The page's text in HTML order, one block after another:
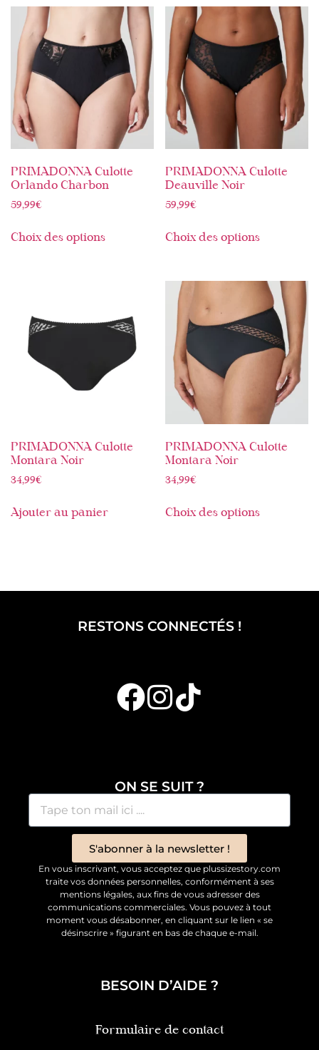
PRIMADONNA Culotte
Orlando Charbon
59,99€
Choix des options
PRIMADONNA Culotte
Deauville Noir
59,99€
Choix des options
PRIMADONNA Culotte
Montara Noir
34,99€
Ajouter au panier
PRIMADONNA Culotte
Montara Noir
34,99€
Choix des options
RESTONS CONNECTÉS !
ON SE SUIT ?
S'abonner à la newsletter !
En vous inscrivant, vous acceptez que plussizestory.com
traite vos données personnelles, conformément à ses
mentions légales, aux fins de vous adresser des
communications commerciales. Vous pouvez à tout
moment vous désabonner, en cliquant sur le lien « se
désinscrire » figurant en bas de chaque e-mail.
BESOIN D’AIDE ?
Formulaire de contact